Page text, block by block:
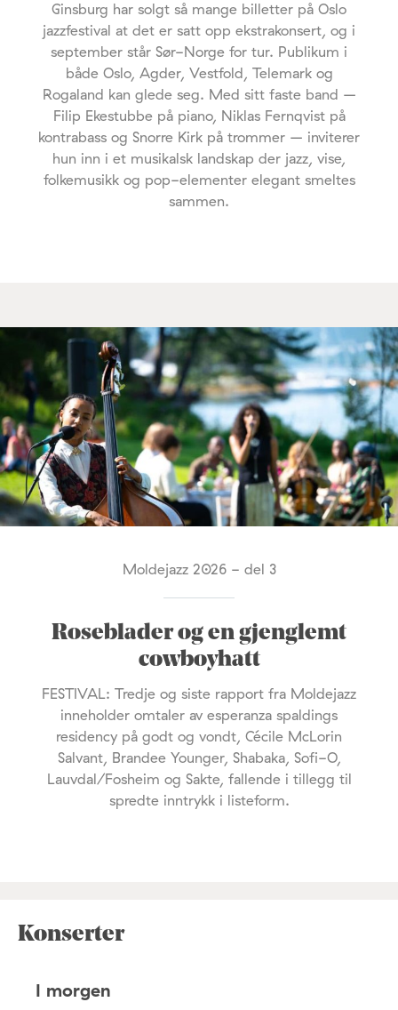
Ginsburg har solgt så mange billetter på Oslo
jazzfestival at det er satt opp ekstrakonsert, og i
september står Sør-Norge for tur. Publikum i
både Oslo, Agder, Vestfold, Telemark og
Rogaland kan glede seg. Med sitt faste band –
Filip Ekestubbe på piano, Niklas Fernqvist på
kontrabass og Snorre Kirk på trommer – inviterer
hun inn i et musikalsk landskap der jazz, vise,
folkemusikk og pop-elementer elegant smeltes
sammen.
Moldejazz 2026 - del 3
Roseblader og en gjenglemt
cowboyhatt
FESTIVAL: Tredje og siste rapport fra Moldejazz
inneholder omtaler av esperanza spaldings
residency på godt og vondt, Cécile McLorin
Salvant, Brandee Younger, Shabaka, Sofi-O,
Lauvdal/Fosheim og Sakte, fallende i tillegg til
spredte inntrykk i listeform.
Konserter
I morgen